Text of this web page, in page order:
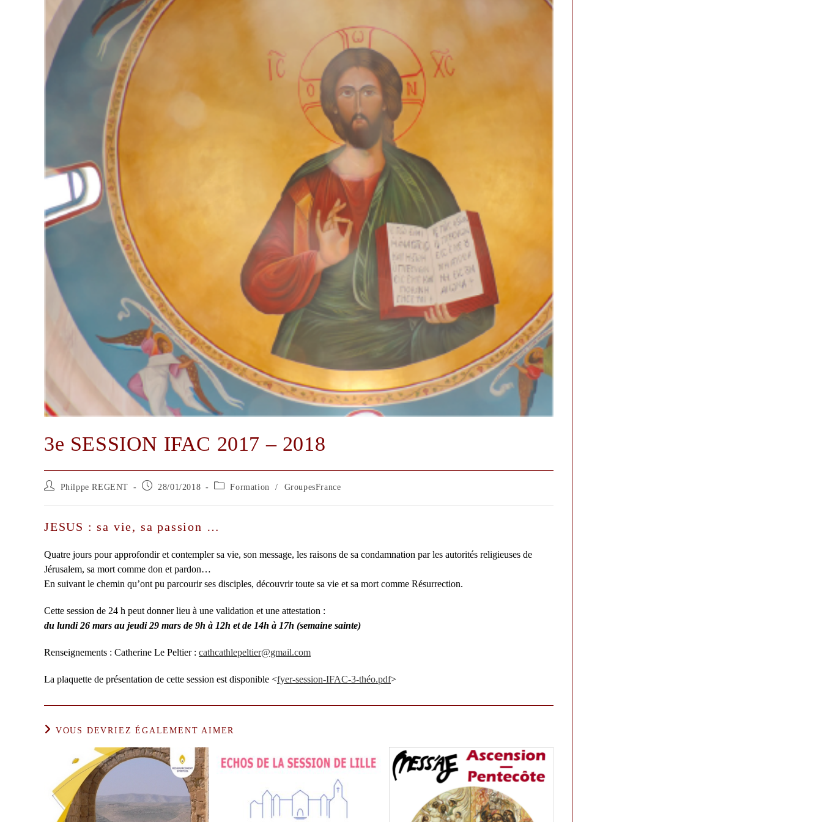
3e SESSION IFAC 2017 – 2018
Auteur/autrice
Philppe REGENT
Publication
28/01/2018
Post Formation / GroupesFrance
JESUS : sa vie, sa passion …
Quatre jours pour approfondir et contempler sa vie, son message, les raisons de sa condamnation par les autorités religieuses de
Jérusalem, sa mort comme don et pardon…
En suivant le chemin qu’ont pu parcourir ses disciples, découvrir toute sa vie et sa mort comme Résurrection.
Cette session de 24 h peut donner lieu à une validation et une attestation :
du lundi 26 mars au jeudi 29 mars de 9h à 12h et de 14h à 17h (semaine sainte)
Renseignements : Catherine Le Peltier : cathcathlepeltier@gmail.com
La plaquette de présentation de cette session est disponible <fyer-session-IFAC-3-théo.pdf>
VOUS DEVRIEZ ÉGALEMENT AIMER